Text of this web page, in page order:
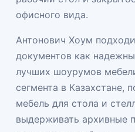
офисного вида.
Антонович Хоум
документов как
лучших шоурумов
сегмента в Казахстане,
мебель для стола и
выдерживать архивные